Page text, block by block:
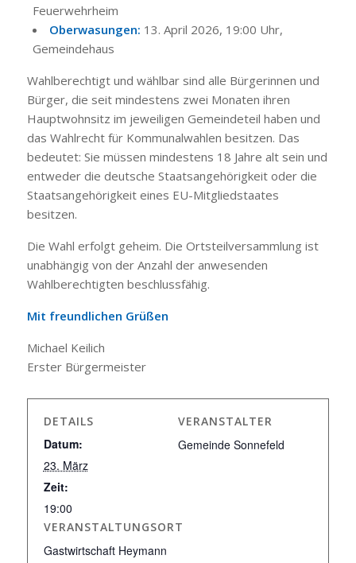
Feuerwehrheim
Oberwasungen: 13. April 2026, 19:00 Uhr,
Gemeindehaus
Wahlberechtigt und wählbar sind alle Bürgerinnen und
Bürger, die seit mindestens zwei Monaten ihren
Hauptwohnsitz im jeweiligen Gemeindeteil haben und
das Wahlrecht für Kommunalwahlen besitzen. Das
bedeutet: Sie müssen mindestens 18 Jahre alt sein und
entweder die deutsche Staatsangehörigkeit oder die
Staatsangehörigkeit eines EU-Mitgliedstaates
besitzen.
Die Wahl erfolgt geheim. Die Ortsteilversammlung ist
unabhängig von der Anzahl der anwesenden
Wahlberechtigten beschlussfähig.
Mit freundlichen Grüßen
Michael Keilich
Erster Bürgermeister
DETAILS
Datum:
23. März
Zeit:
19:00
VERANSTALTER
Gemeinde Sonnefeld
VERANSTALTUNGSORT
Gastwirtschaft Heymann